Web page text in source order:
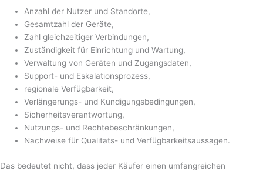
Anzahl der Nutzer und Standorte,
Gesamtzahl der Geräte,
Zahl gleichzeitiger Verbindungen,
Zuständigkeit für Einrichtung und Wartung,
Verwaltung von Geräten und Zugangsdaten,
Support- und Eskalationsprozess,
regionale Verfügbarkeit,
Verlängerungs- und Kündigungsbedingungen,
Sicherheitsverantwortung,
Nutzungs- und Rechtebeschränkungen,
Nachweise für Qualitäts- und Verfügbarkeitsaussagen.
Das bedeutet nicht, dass jeder Käufer einen umfangreichen